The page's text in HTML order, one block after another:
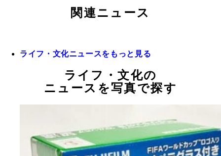
関連ニュース
ライフ・文化ニュースをもっと見る
ライフ・文化の
ニュースを写真で探す